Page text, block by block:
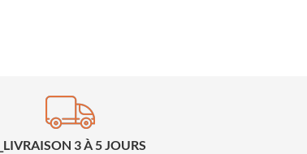
__LIVRAISON 3 À 5 JOURS